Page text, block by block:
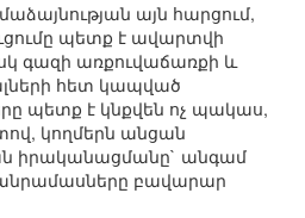
այն հարցում,
պետք է ավարտվի
գազի առքուվաճառքի և
հետ կապված
պետք է կնքվեն ոչ պակաս,
կողմերն անցան
իրականացմանը` անգամ
բավարար